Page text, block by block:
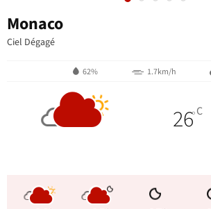
Monaco
Ciel Dégagé
62% 1.7km/h
26°C